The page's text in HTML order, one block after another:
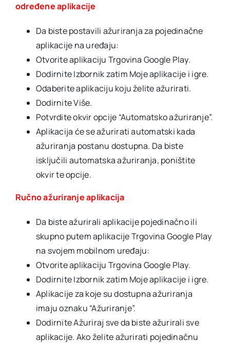
određene aplikacije
Da biste postavili ažuriranja za pojedinačne
aplikacije na uređaju:
Otvorite aplikaciju Trgovina Google Play.
Dodirnite Izbornik zatim Moje aplikacije i igre.
Odaberite aplikaciju koju želite ažurirati.
Dodirnite Više.
Potvrdite okvir opcije “Automatsko ažuriranje”.
Aplikacija će se ažurirati automatski kada
ažuriranja postanu dostupna. Da biste
isključili automatska ažuriranja, poništite
okvir te opcije.
Ručno ažuriranje aplikacija
Da biste ažurirali aplikacije pojedinačno ili
skupno putem aplikacije Trgovina Google Play
na svojem mobilnom uređaju:
Otvorite aplikaciju Trgovina Google Play.
Dodirnite Izbornik zatim Moje aplikacije i igre.
Aplikacije za koje su dostupna ažuriranja
imaju oznaku “Ažuriranje”.
Dodirnite Ažuriraj sve da biste ažurirali sve
aplikacije. Ako želite ažurirati pojedinačnu